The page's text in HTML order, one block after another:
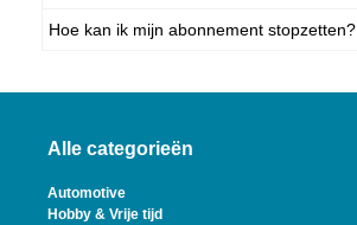
Hoe kan ik mijn abonnement stopzetten?
Alle categorieën
Automotive
Hobby & Vrije tijd